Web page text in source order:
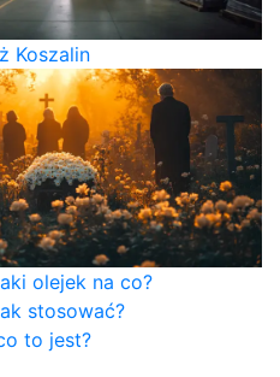
Koszalin
olejek na co?
stosować?
to jest?